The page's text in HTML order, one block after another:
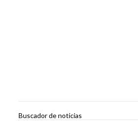
Buscador de noticias